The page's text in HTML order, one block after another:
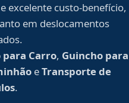
excelente custo-benefício,
em deslocamentos
para Carro, Guincho para
eTransporte de
.